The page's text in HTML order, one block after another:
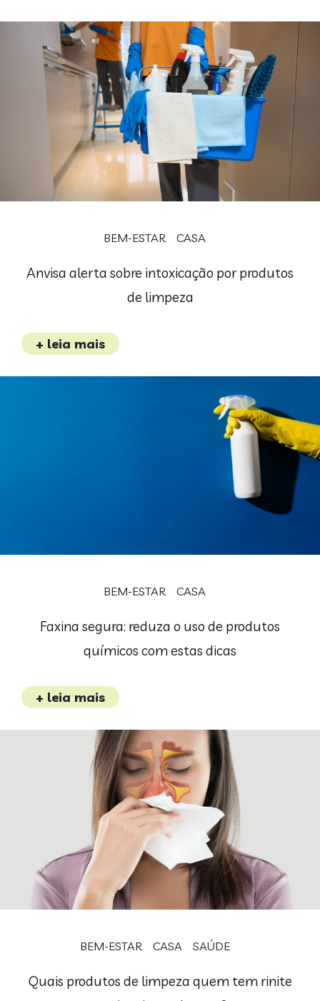
BEM-ESTAR CASA
Anvisa alerta sobre intoxicação por produtos
de limpeza
+ leia mais
BEM-ESTAR CASA
Faxina segura: reduza o uso de produtos
químicos com estas dicas
+ leia mais
BEM-ESTAR CASA SAÚDE
Quais produtos de limpeza quem tem rinite